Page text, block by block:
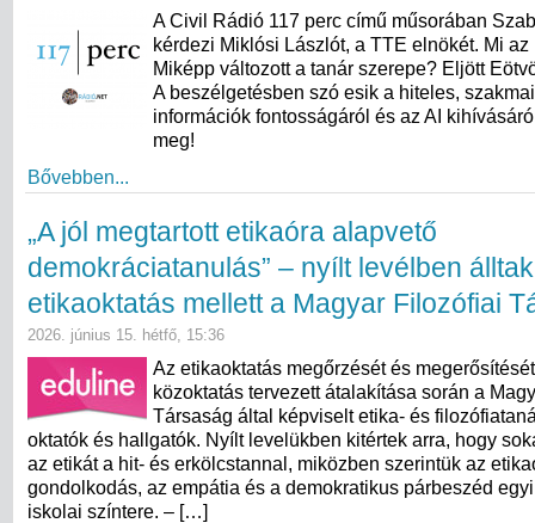
A Civil Rádió 117 perc című műsorában
kérdezi Miklósi Lászlót, a TTE elnökét. Mi
Miképp változott a tanár szerepe? Eljött
A beszélgetésben szó esik a hiteles,
információk fontosságáról és az AI
meg!
Bővebben...
„A jól megtartott etikaóra alapvető
demokráciatanulás” – nyílt levélben
etikaoktatás mellett a Magyar Filozófiai
2026. június 15. hétfő, 15:36
Az etikaoktatás megőrzését és
közoktatás tervezett átalakítása során a
Társaság által képviselt etika- és
oktatók és hallgatók. Nyílt levelükben kitértek arra, hogy
az etikát a hit- és erkölcstannal, miközben szerintük az
gondolkodás, az empátia és a demokratikus párbeszéd
iskolai színtere. – […]